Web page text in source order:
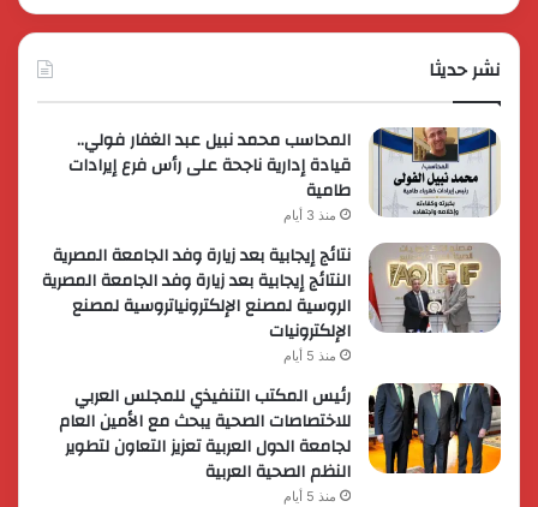
عروضاً
ترويجية
حصرية
جديدة
نشر حديثا
المحاسب محمد نبيل عبد الغفار فولي..
قيادة إدارية ناجحة على رأس فرع إيرادات
طامية
منذ 3 أيام
نتائج إيجابية بعد زيارة وفد الجامعة المصرية
النتائج إيجابية بعد زيارة وفد الجامعة المصرية
الروسية لمصنع الإلكترونياتروسية لمصنع
الإلكترونيات
منذ 5 أيام
رئيس المكتب التنفيذي للمجلس العربي
للاختصاصات الصحية يبحث مع الأمين العام
لجامعة الدول العربية تعزيز التعاون لتطوير
النظم الصحية العربية
منذ 5 أيام